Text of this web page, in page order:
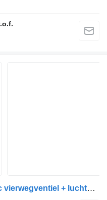
Dessiccateur d'air IVECO Occ vierwegventiel + luchtdroger Trakker 425 42536813 pour camion